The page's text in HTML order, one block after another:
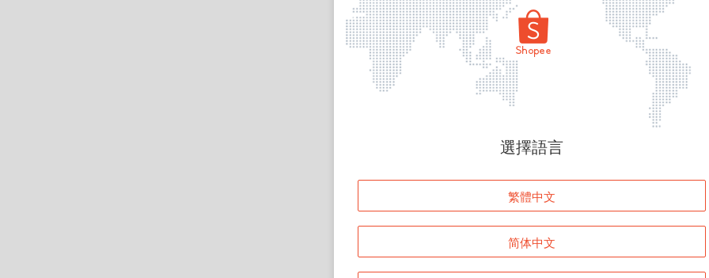
頁面無法顯示
登入
返回首頁
選擇語言
繁體中文
简体中文